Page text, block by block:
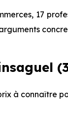
17
à connaître